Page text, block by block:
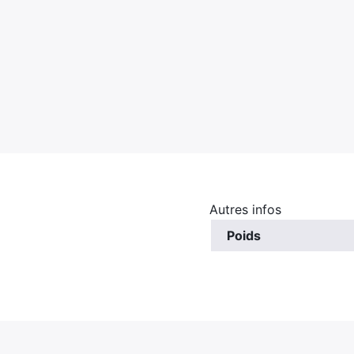
Autres infos
Poids